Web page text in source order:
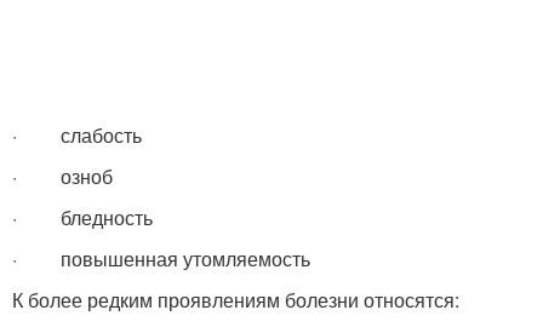
· слабость
· озноб
· бледность
· повышенная утомляемость
К более редким проявлениям болезни относятся: